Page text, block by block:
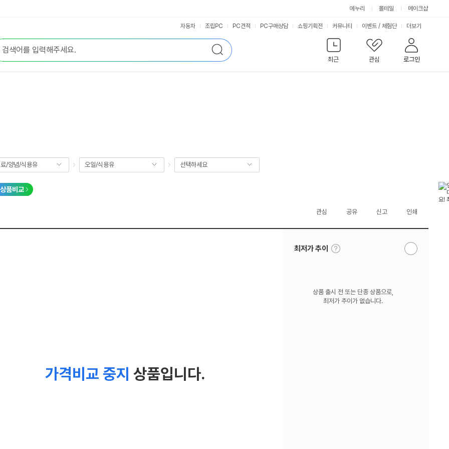
에누리 몰테일 메이크샵
검
색
최근
관심 로그인
자동차 조립PC PC견적 PC구매상담 쇼핑기획전 커뮤니티 이벤트 / 체험단 서
비
스
더보기
/양념/식용유 오일/식용유 선택하세요
상품비교
관심 공유 신고 인쇄
가격비교 중지 상품입니다.
최저가 추이
툴
팁
알
상품 출시 전 또는 단종 상품으로,
최저가 추이가 없습니다.